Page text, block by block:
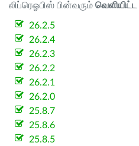
லிப்ரெஓபிஸ் பின்வரும் வெளியிட்ட
26.2.5
26.2.4
26.2.3
26.2.2
26.2.1
26.2.0
25.8.7
25.8.6
25.8.5